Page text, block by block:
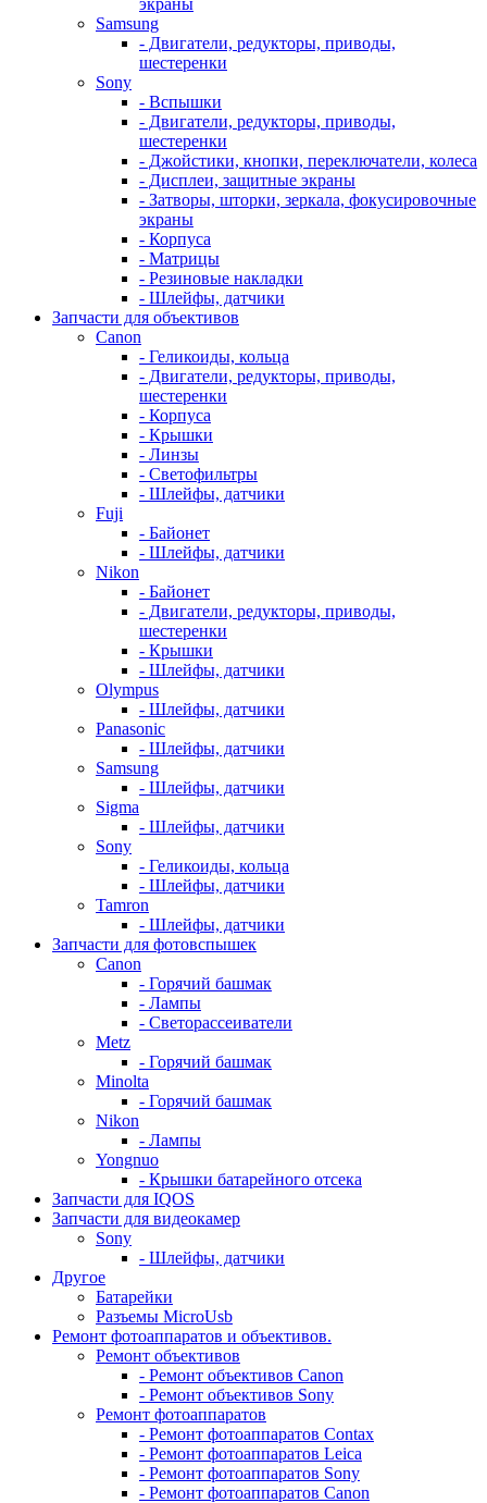
экраны
Samsung
- Двигатели, редукторы, приводы,
шестеренки
Sony
- Вспышки
- Двигатели, редукторы, приводы,
шестеренки
- Джойстики, кнопки, переключатели, колеса
- Дисплеи, защитные экраны
- Затворы, шторки, зеркала, фокусировочные
экраны
- Корпуса
- Матрицы
- Резиновые накладки
- Шлейфы, датчики
Запчасти для объективов
Canon
- Геликоиды, кольца
- Двигатели, редукторы, приводы,
шестеренки
- Корпуса
- Крышки
- Линзы
- Светофильтры
- Шлейфы, датчики
Fuji
- Байонет
- Шлейфы, датчики
Nikon
- Байонет
- Двигатели, редукторы, приводы,
шестеренки
- Крышки
- Шлейфы, датчики
Olympus
- Шлейфы, датчики
Panasonic
- Шлейфы, датчики
Samsung
- Шлейфы, датчики
Sigma
- Шлейфы, датчики
Sony
- Геликоиды, кольца
- Шлейфы, датчики
Tamron
- Шлейфы, датчики
Запчасти для фотовспышек
Canon
- Горячий башмак
- Лампы
- Светорассеиватели
Metz
- Горячий башмак
Minolta
- Горячий башмак
Nikon
- Лампы
Yongnuo
- Крышки батарейного отсека
Запчасти для IQOS
Запчасти для видеокамер
Sony
- Шлейфы, датчики
Другое
Батарейки
Разъемы MicroUsb
Ремонт фотоаппаратов и объективов.
Ремонт объективов
- Ремонт объективов Canon
- Ремонт объективов Sony
Ремонт фотоаппаратов
- Ремонт фотоаппаратов Contax
- Ремонт фотоаппаратов Leica
- Ремонт фотоаппаратов Sony
- Ремонт фотоаппаратов Canon